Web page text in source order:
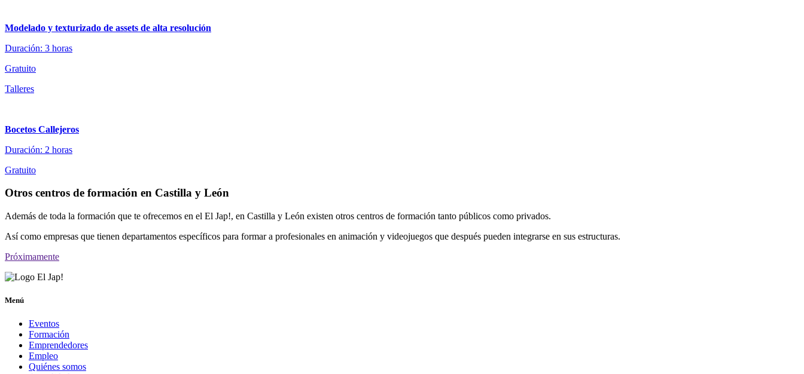
Modelado y texturizado de assets de alta resolución
Duración: 3 horas
Gratuito
Talleres
Bocetos Callejeros
Duración: 2 horas
Gratuito
Otros centros de formación en Castilla y León
Además de toda la formación que te ofrecemos en el El Jap!, en Castilla y León existen otros centros de formación tanto públicos como privados.
Así como empresas que tienen departamentos específicos para formar a profesionales en animación y videojuegos que después pueden integrarse en sus estructuras.
Próximamente
Menú
Eventos
Formación
Emprendedores
Empleo
Quiénes somos